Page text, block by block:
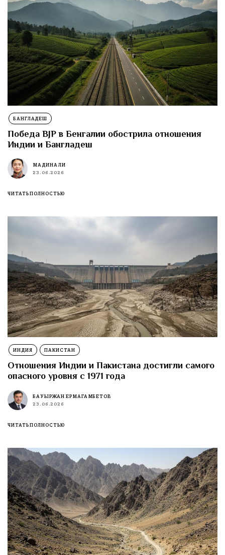
БАНГЛАДЕШ
Победа BJP в Бенгалии обострила отношения
Индии и Бангладеш
МАДИНА ЛИ
23.06.2026
ЧИТАТЬ ПОЛНОСТЬЮ
ИНДИЯ ПАКИСТАН
Отношения Индии и Пакистана достигли самого
опасного уровня с 1971 года
БАУЫРЖАН ЕРМАГАМБЕТОВ
23.06.2026
ЧИТАТЬ ПОЛНОСТЬЮ